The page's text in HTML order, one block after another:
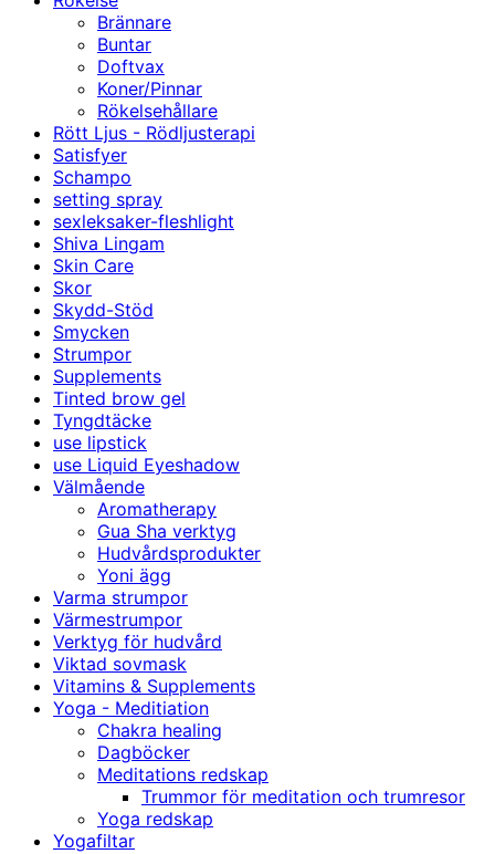
Brännare
Buntar
Doftvax
Koner/Pinnar
Rökelsehållare
Rött Ljus - Rödljusterapi
Satisfyer
Schampo
setting spray
sexleksaker-fleshlight
Shiva Lingam
Skin Care
Skor
Skydd-Stöd
Smycken
Strumpor
Supplements
Tinted brow gel
Tyngdtäcke
use lipstick
use Liquid Eyeshadow
Välmående
Aromatherapy
Gua Sha verktyg
Hudvårdsprodukter
Yoni ägg
Varma strumpor
Värmestrumpor
Verktyg för hudvård
Viktad sovmask
Vitamins & Supplements
Yoga - Meditiation
Chakra healing
Dagböcker
Meditations redskap
Trummor för meditation och trumresor
Yoga redskap
Yogafiltar